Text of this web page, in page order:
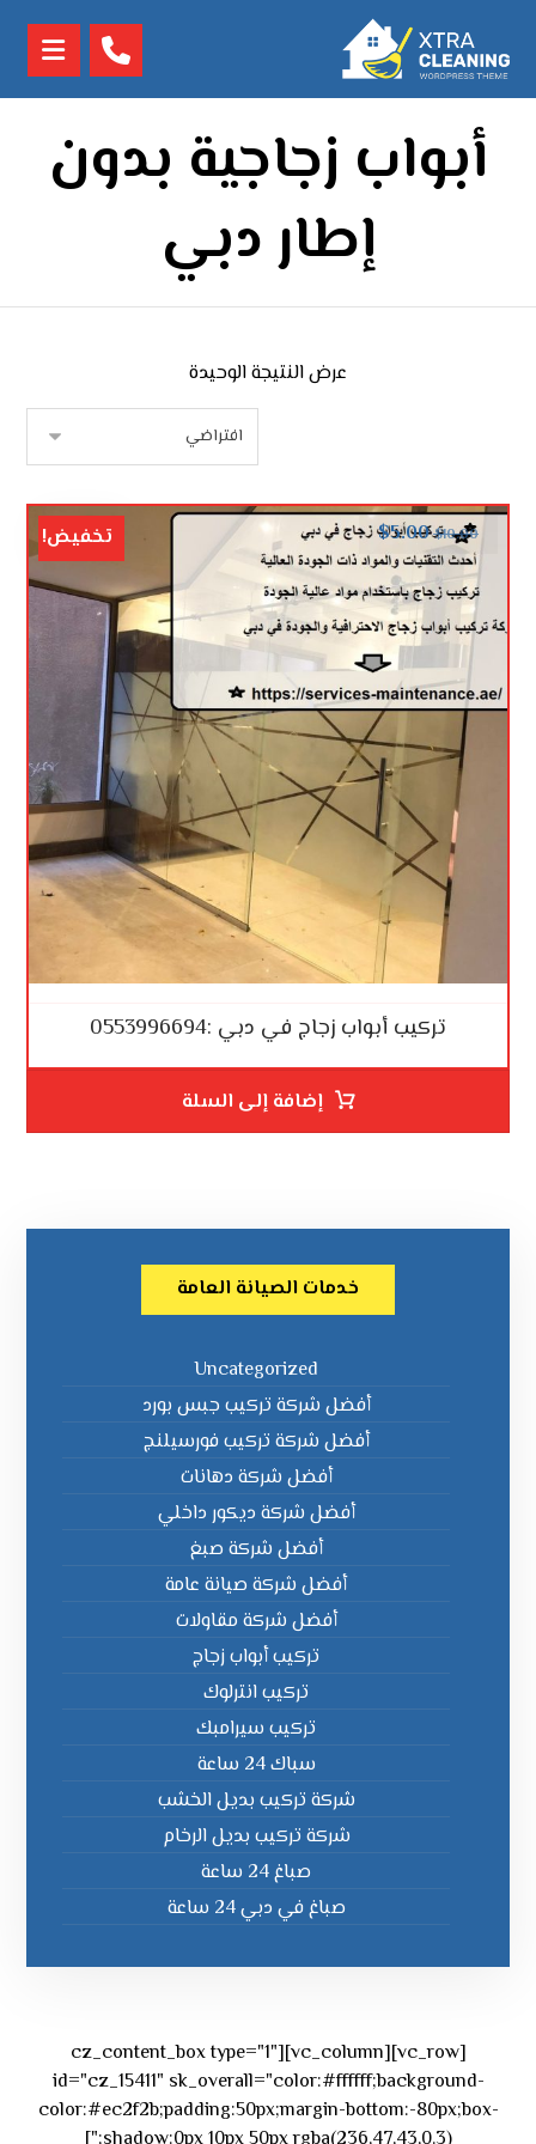
أبواب زجاجية بدون
إطار دبي
عرض النتيجة الوحيدة
تركيب أبواب زجاج في دبي :0553996694
$10.00
$5.00 تخفيض!
إضافة إلى السلة
خدمات الصيانة العامة
Uncategorized
أفضل شركة تركيب جبس بورد
أفضل شركة تركيب فورسيلنج
أفضل شركة دهانات
أفضل شركة ديكور داخلي
أفضل شركة صبغ
أفضل شركة صيانة عامة
أفضل شركة مقاولات
تركيب أبواب زجاج
تركيب انترلوك
تركيب سيرامبك
سباك 24 ساعة
شركة تركيب بديل الخشب
شركة تركيب بديل الرخام
صباغ 24 ساعة
صباغ في دبي 24 ساعة
[vc_row][vc_column][cz_content_box type="1"
id="cz_15411" sk_overall="color:#ffffff;background-
color:#ec2f2b;padding:50px;margin-bottom:-80px;box-